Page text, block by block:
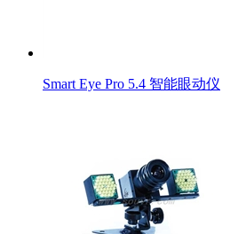
Smart Eye Pro 5.4 智能眼动仪